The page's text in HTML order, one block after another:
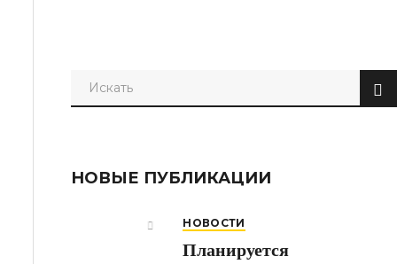
НОВЫЕ ПУБЛИКАЦИИ
НОВОСТИ
Планируется